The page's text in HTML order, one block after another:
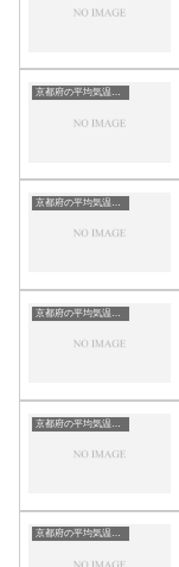
京都府の平均気温まとめ
京都府の平均気温まとめ
京都府の平均気温まとめ